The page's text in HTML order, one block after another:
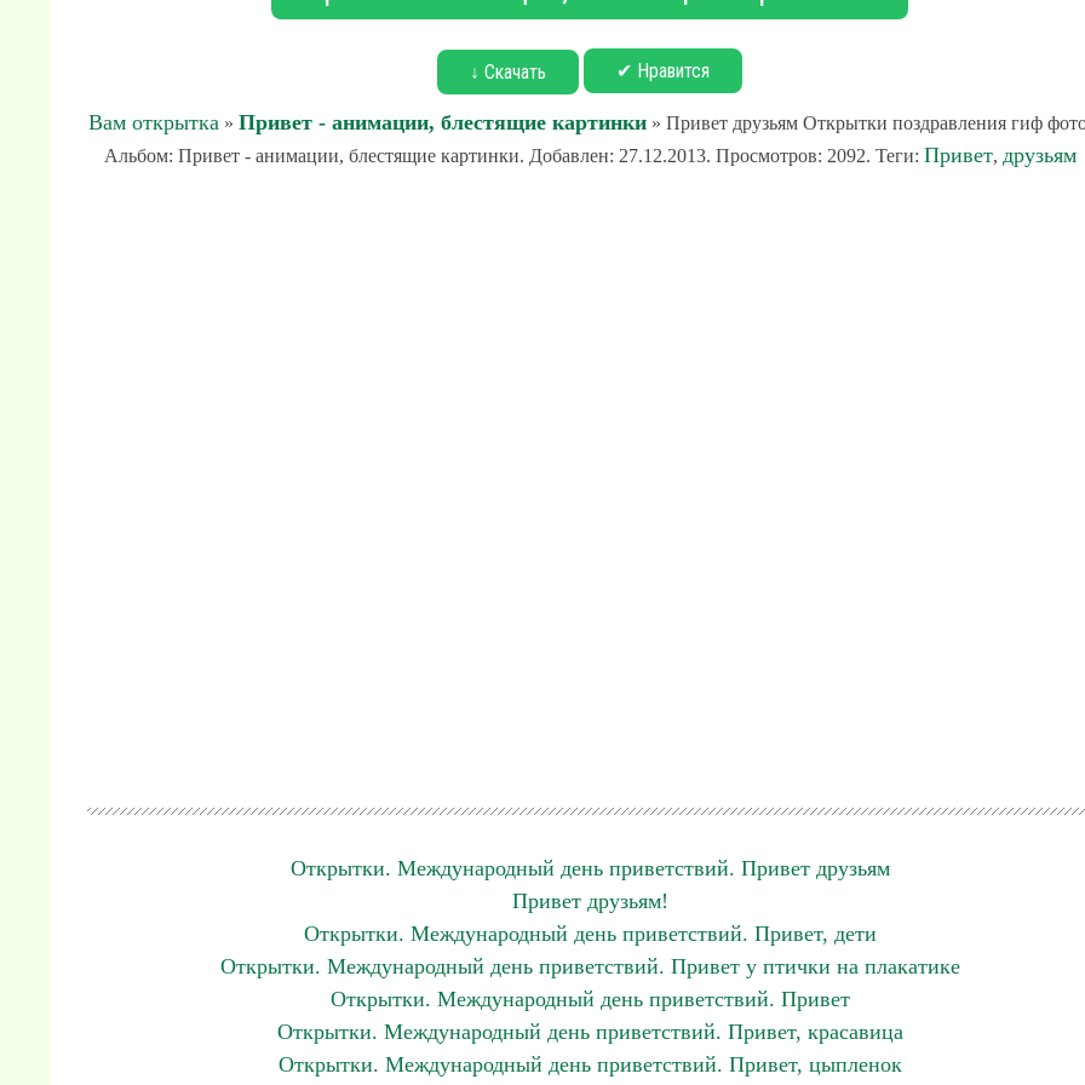
↓ Скачать ✔ Нравится
Вам открытка » Привет - анимации, блестящие картинки» Привет друзьям Открытки поздравления гиф
Альбом: Привет - анимации, блестящие картинки. Добавлен: 27.12.2013. Просмотров: 2092. Теги: Привет, друзьям
Открытки. Международный день приветствий. Привет друзьям
Привет друзьям!
Открытки. Международный день приветствий. Привет, дети
Открытки. Международный день приветствий. Привет у птички на плакатике
Открытки. Международный день приветствий. Привет
Открытки. Международный день приветствий. Привет, красавица
Открытки. Международный день приветствий. Привет, цыпленок